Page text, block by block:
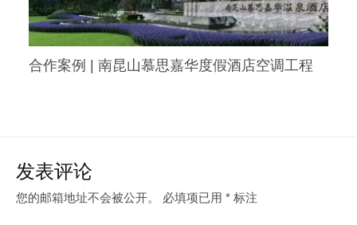
合作案例 | 南昆山慕思嘉华度假酒店空调工程
发表评论
您的邮箱地址不会被公开。 必填项已用 * 标注